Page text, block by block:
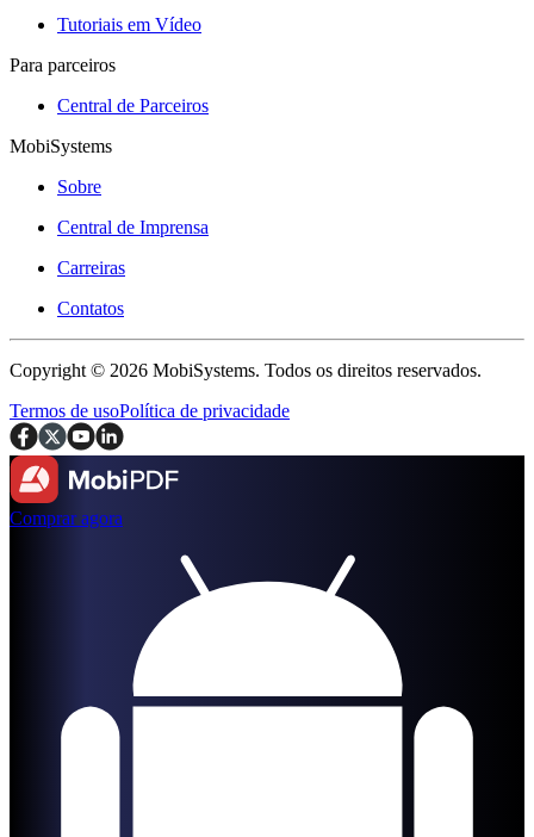
Tutoriais em Vídeo
Para parceiros
Central de Parceiros
MobiSystems
Sobre
Central de Imprensa
Carreiras
Contatos
Copyright © 2026 MobiSystems. Todos os direitos reservados.
Termos de usoPolítica de privacidade
Comprar agora